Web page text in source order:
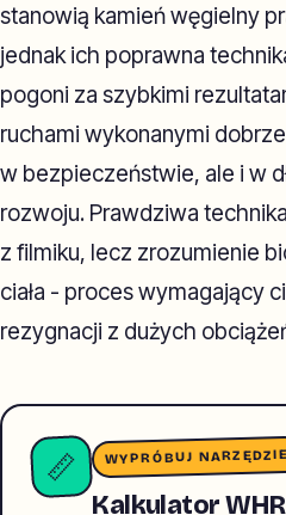
stanowią kamień węgielny
jednak ich poprawna
pogoni za szybkimi
ruchami wykonanymi
w bezpieczeństwie, ale i w
rozwoju. Prawdziwa
z filmiku, lecz zrozumienie
ciała - proces wymagający
rezygnacji z dużych
📏 WYPRÓBUJ NARZĘDZIE
Kalkulator